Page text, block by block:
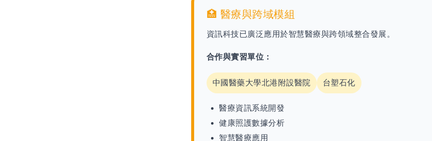
🏥 醫療與跨域模組
資訊科技已廣泛應用於智慧醫療與跨領域整合發展。
合作與實習單位：
中國醫藥大學北港附設醫院 台塑石化
醫療資訊系統開發
健康照護數據分析
智慧醫療應用